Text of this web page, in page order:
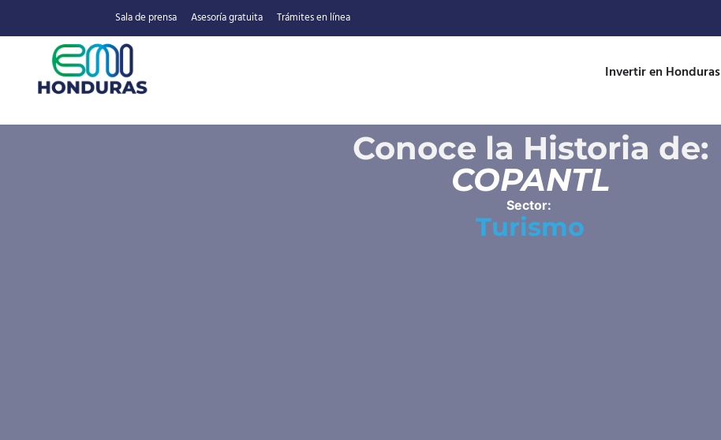
Sala de prensa Asesoría gratuita Trámites en línea
Invertir en Honduras
Conoce la Historia de:
COPANTL
Turismo